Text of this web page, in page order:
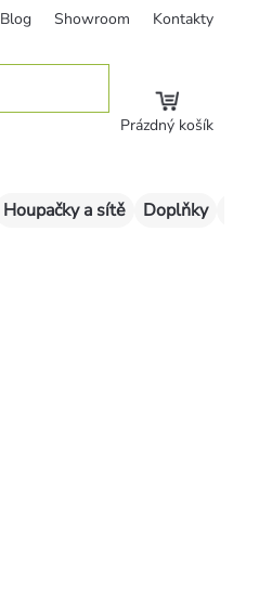
Blog Showroom Kontakty
Prázdný košík
Houpačky a sítě Doplňky